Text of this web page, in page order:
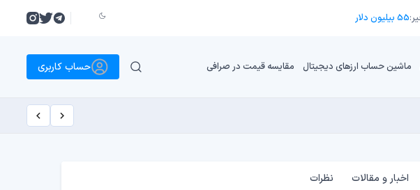
55 بیلیون دلار
ماشین حساب ارزهای دیجیتال مقایسه قیمت در صرافی حساب کاربری
اخبار و مقالات نظرات